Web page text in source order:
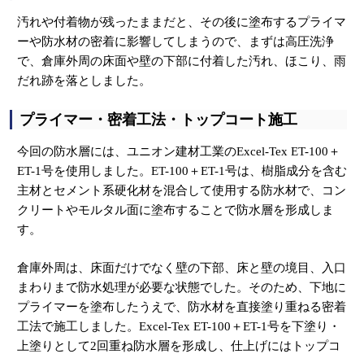
汚れや付着物が残ったままだと、その後に塗布するプライマ
ーや防水材の密着に影響してしまうので、まずは高圧洗浄
で、倉庫外周の床面や壁の下部に付着した汚れ、ほこり、雨
だれ跡を落としました。
プライマー・密着工法・トップコート施工
今回の防水層には、ユニオン建材工業のExcel-Tex ET-100＋
ET-1号を使用しました。ET-100＋ET-1号は、樹脂成分を含む
主材とセメント系硬化材を混合して使用する防水材で、コン
クリートやモルタル面に塗布することで防水層を形成しま
す。
倉庫外周は、床面だけでなく壁の下部、床と壁の境目、入口
まわりまで防水処理が必要な状態でした。そのため、下地に
プライマーを塗布したうえで、防水材を直接塗り重ねる密着
工法で施工しました。Excel-Tex ET-100＋ET-1号を下塗り・
上塗りとして2回重ね防水層を形成し、仕上げにはトップコ